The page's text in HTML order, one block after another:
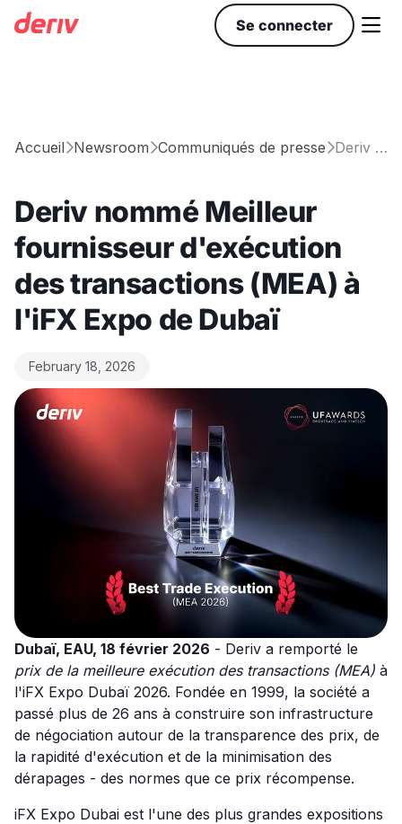
Se connecter 
AccueilNewsroomCommuniqués de presse Deriv nommé Meilleur fournisseur d'exécution des transactions (MEA) à l'iFX Expo de Dubaï
Deriv nommé Meilleur
fournisseur d'exécution
des transactions (MEA) à
l'iFX Expo de Dubaï
February 18, 2026
Dubaï, EAU, 18 février 2026 - Deriv a remporté le
prix de la meilleure exécution des transactions (MEA) à
l'iFX Expo Dubaï 2026. Fondée en 1999, la société a
passé plus de 26 ans à construire son infrastructure
de négociation autour de la transparence des prix, de
la rapidité d'exécution et de la minimisation des
dérapages - des normes que ce prix récompense.
iFX Expo Dubai est l'une des plus grandes expositions